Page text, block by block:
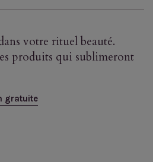
votre rituel beauté.
produits qui sublimeront
gratuite